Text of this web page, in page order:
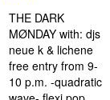
THE DARK
MØNDAY with: djs
neue k & lichene
free entry from 9-
10 p.m. -quadratic